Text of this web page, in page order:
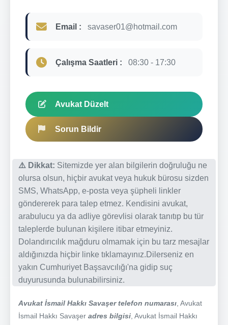
Email : savaser01@hotmail.com
Çalışma Saatleri : 08:30 - 17:30
Avukat Düzelt
Sorun Bildir
⚠️ Dikkat: Sitemizde yer alan bilgilerin doğruluğu ne
olursa olsun, hiçbir avukat veya hukuk bürosu sizden
SMS, WhatsApp, e-posta veya şüpheli linkler
göndererek para talep etmez. Kendisini avukat,
arabulucu ya da adliye görevlisi olarak tanıtıp bu tür
taleplerde bulunan kişilere itibar etmeyiniz.
Dolandırıcılık mağduru olmamak için bu tarz mesajlar
aldığınızda hiçbir linke tıklamayınız.Dilerseniz en
yakın Cumhuriyet Başsavcılığı'na gidip suç
duyurusunda bulunabilirsiniz.
Avukat İsmail Hakkı Savaşer telefon numarası , Avukat
İsmail Hakkı Savaşer adres bilgisi , Avukat İsmail Hakkı